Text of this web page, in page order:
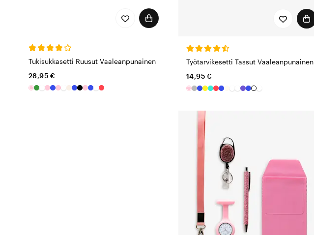
Tukisukkasetti Ruusut Vaaleanpunainen
28,95 €
Työtarvikesetti Tassut Vaaleanpunainen
14,95 €